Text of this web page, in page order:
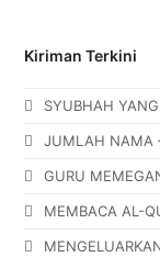
Kiriman Terkini
SYUBHAH
JUMLAH NAMA
GURU
MEMBACA AL-